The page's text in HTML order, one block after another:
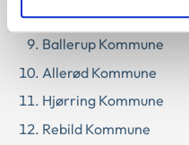
Fredericia Kommune
Ballerup Kommune
Allerød Kommune
Hjørring Kommune
Rebild Kommune